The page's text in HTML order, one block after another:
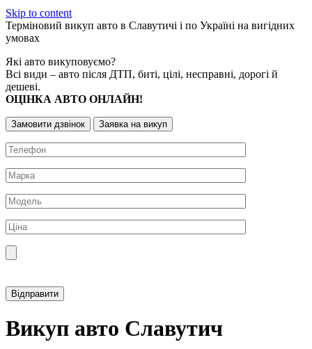
Skip to content
Терміновий викуп авто в Славутичі і по Україні на вигідних
умовах
Які авто викуповуємо?
Всі види – авто після ДТП, биті, цілі, несправні, дорогі й
дешеві.
ОЦІНКА АВТО ОНЛАЙН!
Замовити дзвінок Заявка на викуп
Викуп авто Славутич